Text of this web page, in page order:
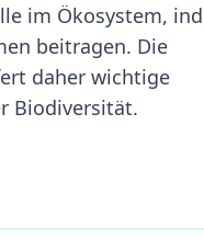
im Ökosystem,
beitragen. Die
daher wichtige
Biodiversität.